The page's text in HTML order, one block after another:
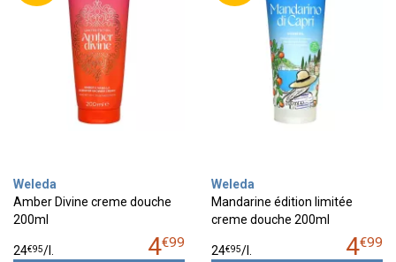
Weleda
Amber Divine creme douche
200ml
4€99
24€95/
Weleda
Mandarine édition limitée
creme douche 200ml
4€99
24€95/